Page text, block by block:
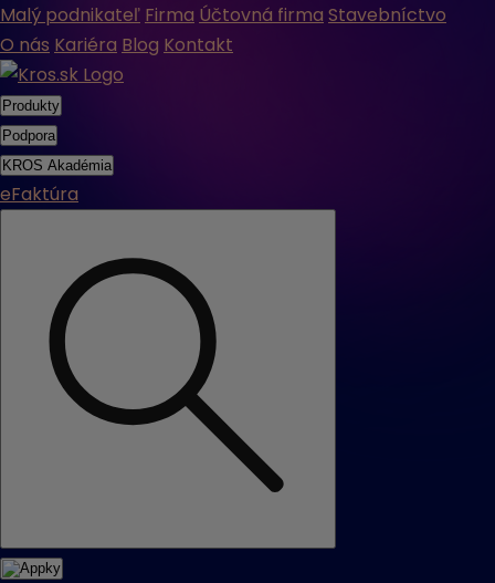
Malý podnikateľ Firma Účtovná firma Stavebníctvo
O nás Kariéra Blog Kontakt
Produkty
Podpora
KROS Akadémia
eFaktúra